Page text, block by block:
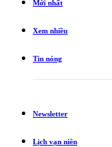
Mới nhất
Xem nhiều
Tin nóng
Newsletter
Lịch vạn niên